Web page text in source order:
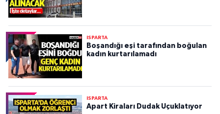
ISPARTA
Boşandığı eşi tarafından boğulan
kadın kurtarılamadı
ISPARTA
Apart Kiraları Dudak Uçuklatıyor